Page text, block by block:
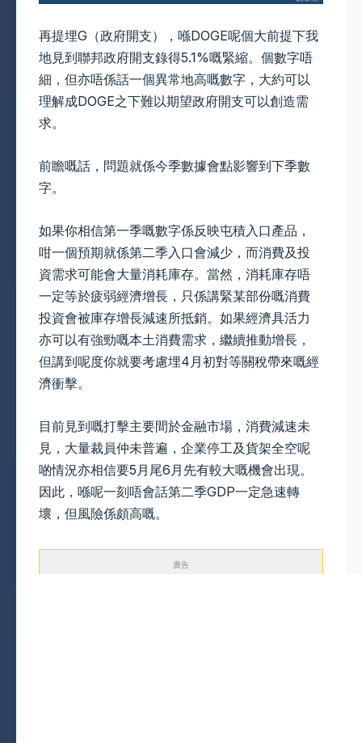
再提埋G（政府開支），喺DOGE呢個大前提下我
地見到聯邦政府開支錄得5.1%嘅緊縮。個數字唔
細，但亦唔係話一個異常地高嘅數字，大約可以
理解成DOGE之下難以期望政府開支可以創造需
求。
前瞻嘅話，問題就係今季數據會點影響到下季數
字。
如果你相信第一季嘅數字係反映屯積入口產品，
咁一個預期就係第二季入口會減少，而消費及投
資需求可能會大量消耗庫存。當然，消耗庫存唔
一定等於疲弱經濟增長，只係講緊某部份嘅消費
投資會被庫存增長減速所抵銷。如果經濟具活力
亦可以有強勁嘅本土消費需求，繼續推動增長，
但講到呢度你就要考慮埋4月初對等關稅帶來嘅經
濟衝擊。
目前見到嘅打擊主要間於金融市場，消費減速未
見，大量裁員仲未普遍，企業停工及貨架全空呢
啲情況亦相信要5月尾6月先有較大嘅機會出現。
因此，喺呢一刻唔會話第二季GDP一定急速轉
壞，但風險係頗高嘅。
廣告